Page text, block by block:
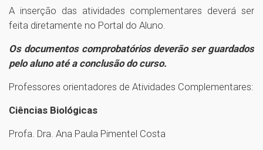
A inserção das atividades complementares deverá ser
feita diretamente no Portal do Aluno.
Os documentos comprobatórios deverão ser guardados
pelo aluno até a conclusão do curso.
Professores orientadores de Atividades Complementares:
Ciências Biológicas
Profa. Dra. Ana Paula Pimentel Costa